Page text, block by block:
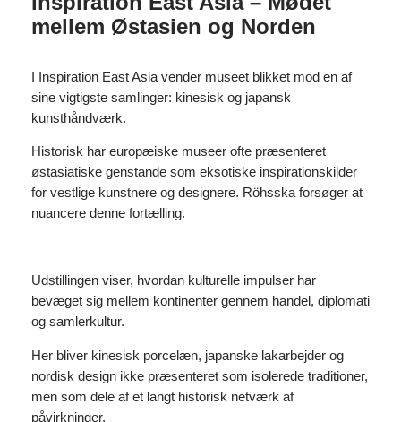
mellem Østasien og Norden
I Inspiration East Asia vender museet blikket mod en af
sine vigtigste samlinger: kinesisk og japansk
kunsthåndværk.
Historisk har europæiske museer ofte præsenteret
østasiatiske genstande som eksotiske inspirationskilder
for vestlige kunstnere og designere. Röhsska forsøger at
nuancere denne fortælling.
Udstillingen viser, hvordan kulturelle impulser har
bevæget sig mellem kontinenter gennem handel, diplomati
og samlerkultur.
Her bliver kinesisk porcelæn, japanske lakarbejder og
nordisk design ikke præsenteret som isolerede traditioner,
men som dele af et langt historisk netværk af
påvirkninger.